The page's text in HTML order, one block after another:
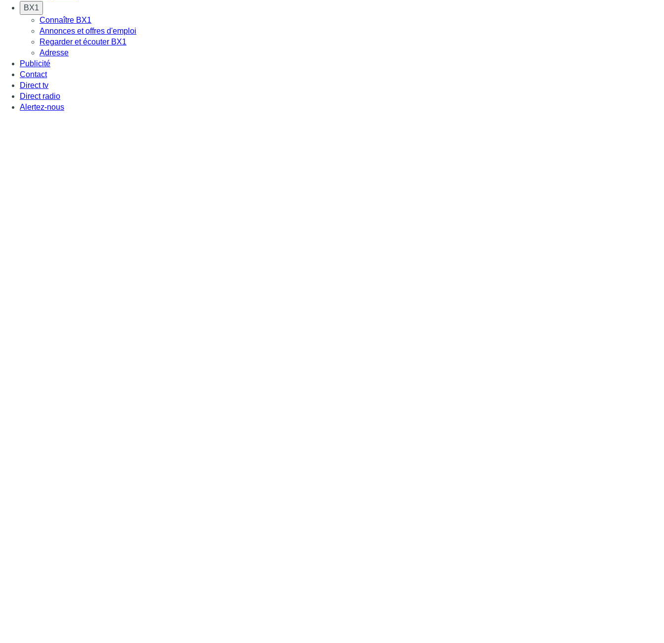
BX1
Connaître BX1
Annonces et offres d'emploi
Regarder et écouter BX1
Adresse
Publicité
Contact
Direct tv
Direct radio
Alertez-nous